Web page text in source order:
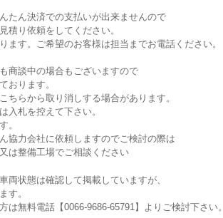
たん決済での支払いが出来ませんので
積り依頼をしてください。
ます。ご希望のお客様は担当までお電話ください。
商談中の場合もございますので
おります。
ちらから取り消しする場合があります。
入札を控えて下さい。
。
協力会社に依頼しますのでご検討の際は
は整備工場でご相談ください
両状態は確認して掲載していますが、
す。
は無料電話【0066-9686-65791】よりご検討下さい。